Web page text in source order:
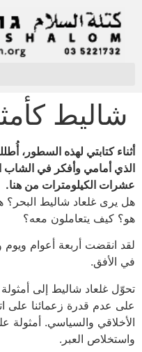
شاليط
أثناء كتابتي لهذه السطور،
الذي أمامي وأفكر في الشاب
عشرات الكيلومترات من هنا.
هل يرى غلعاد شاليط
هو؟ كيف يتعاملون معه؟
لقد انقضت أربعة أعوام ويوم
في الأفق.
تحوّل غلعاد شاليط إلى أمثولة
على عدم قدرة زعمائنا على
الأخلاقي والسياسي.
واستخلاص العبر.